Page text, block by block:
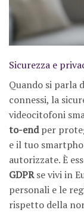
Sicurezza e
Quando si parla
connessi, la
videocitofoni
to-endper
e il tuo
autorizzate. È
GDPRse vivi in
personali e le
rispetto della